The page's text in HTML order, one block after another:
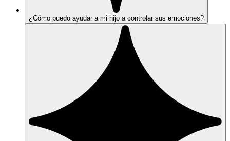
¿Cómo puedo ayudar a mi hijo a controlar sus emociones?